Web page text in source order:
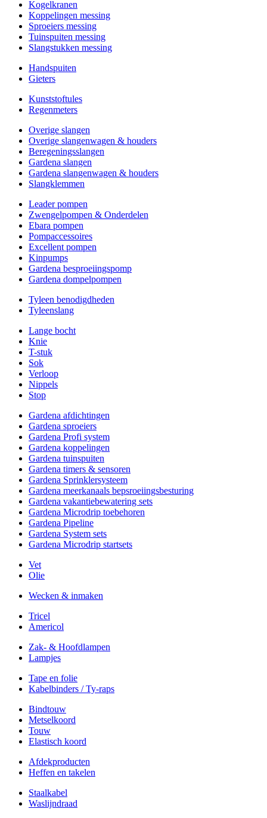
Kogelkranen
Koppelingen messing
Sproeiers messing
Tuinspuiten messing
Slangstukken messing
Handspuiten
Gieters
Kunststoftules
Regenmeters
Overige slangen
Overige slangenwagen & houders
Beregeningsslangen
Gardena slangen
Gardena slangenwagen & houders
Slangklemmen
Leader pompen
Zwengelpompen & Onderdelen
Ebara pompen
Pompaccessoires
Excellent pompen
Kinpumps
Gardena besproeiingspomp
Gardena dompelpompen
Tyleen benodigdheden
Tyleenslang
Lange bocht
Knie
T-stuk
Sok
Verloop
Nippels
Stop
Gardena afdichtingen
Gardena sproeiers
Gardena Profi system
Gardena koppelingen
Gardena tuinspuiten
Gardena timers & sensoren
Gardena Sprinklersysteem
Gardena meerkanaals bepsroeiingsbesturing
Gardena vakantiebewatering sets
Gardena Microdrip toebehoren
Gardena Pipeline
Gardena System sets
Gardena Microdrip startsets
Vet
Olie
Wecken & inmaken
Tricel
Americol
Zak- & Hoofdlampen
Lampjes
Tape en folie
Kabelbinders / Ty-raps
Bindtouw
Metselkoord
Touw
Elastisch koord
Afdekproducten
Heffen en takelen
Staalkabel
Waslijndraad